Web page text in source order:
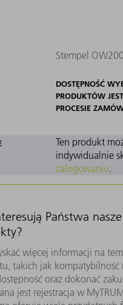
Stempel
DOSTĘPNOŚĆ
PRODUKTÓW
PROCESIE
Ten produkt
indywidualnie
zalogowaniu.
Państwa nasze
więcej informacji na
takich jak kompatybilność
oraz dokonać
jest rejestracja w